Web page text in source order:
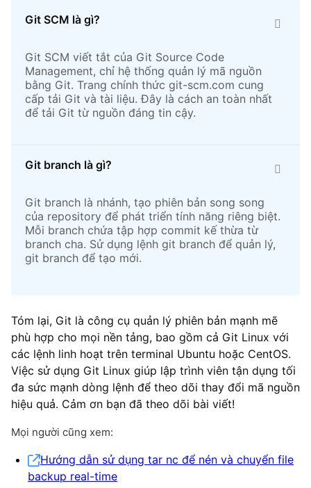
Git SCM là gì?
Git SCM viết tắt của Git Source Code
Management, chỉ hệ thống quản lý mã nguồn
bằng Git. Trang chính thức git-scm.com cung
cấp tải Git và tài liệu. Đây là cách an toàn nhất
để tải Git từ nguồn đáng tin cậy.
Git branch là gì?
Git branch là nhánh, tạo phiên bản song song
của repository để phát triển tính năng riêng biệt.
Mỗi branch chứa tập hợp commit kế thừa từ
branch cha. Sử dụng lệnh git branch để quản lý,
git branch để tạo mới.
Tóm lại, Git là công cụ quản lý phiên bản mạnh mẽ
phù hợp cho mọi nền tảng, bao gồm cả Git Linux với
các lệnh linh hoạt trên terminal Ubuntu hoặc CentOS.
Việc sử dụng Git Linux giúp lập trình viên tận dụng tối
đa sức mạnh dòng lệnh để theo dõi thay đổi mã nguồn
hiệu quả. Cảm ơn bạn đã theo dõi bài viết!
Mọi người cũng xem:
Hướng dẫn sử dụng tar nc để nén và chuyển file
backup real-time